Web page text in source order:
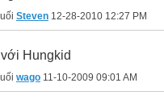
Steven 12-28-2010 12:27 PM
Hungkid
wago 11-10-2009 09:01 AM